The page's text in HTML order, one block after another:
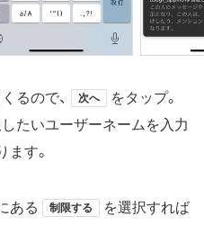
るので、 次へ
をタップ。
たいユーザーネームを入力
ます。
ある 制限する
を選択すれば